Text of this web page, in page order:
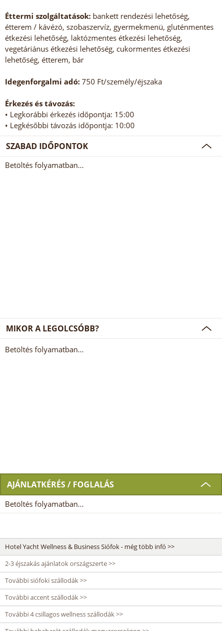
Éttermi szolgáltatások: bankett rendezési lehetőség,
étterem / kávézó, szobaszervíz, gyermekmenü, gluténmentes
étkezési lehetőség, laktózmentes étkezési lehetőség,
vegetáriánus étkezési lehetőség, cukormentes étkezési
lehetőség, étterem, bár
Idegenforgalmi adó: 750 Ft/személy/éjszaka
Érkezés és távozás:
• Legkorábbi érkezés időpontja: 15:00
• Legkésőbbi távozás időpontja: 10:00
SZABAD IDŐPONTOK
Betöltés folyamatban...
MIKOR A LEGOLCSÓBB?
Betöltés folyamatban...
AJÁNLATKÉRÉS / FOGLALÁS
Betöltés folyamatban...
Hotel Yacht Wellness & Business Siófok - még több infó >>
2-3 éjszakás ajánlatok országszerte >>
További siófoki szállodák >>
További accent szállodák >>
További 4 csillagos wellness szállodák >>